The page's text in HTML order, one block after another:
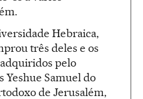
Hebraica,
três deles e os
pelo
Yeshue Samuel do
de Jerusalém,